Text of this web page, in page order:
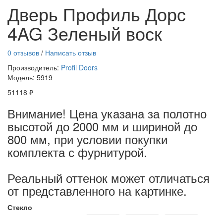
Дверь Профиль Дорс
4AG Зеленый воск
0 отзывов / Написать отзыв
Производитель: Profil Doors
Модель: 5919
51118 ₽
Внимание! Цена указана за полотно
высотой до 2000 мм и шириной до
800 мм, при условии покупки
комплекта с фурнитурой.
Реальный оттенок может отличаться
от представленного на картинке.
Стекло